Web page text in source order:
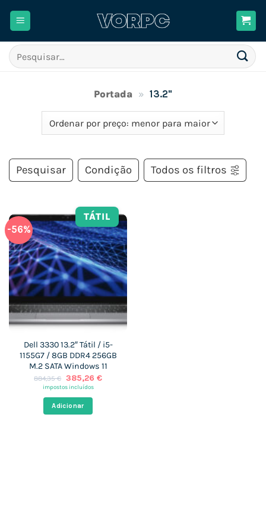
Pesquisar
por:
Portada » 13.2"
Pesquisar Condição Todos os filtros
-56%
TÁTIL
Dell 3330 13.2″ Tátil / i5-
1155G7 / 8GB DDR4 256GB
M.2 SATA Windows 11
884,35€ O
preço
era:
884,35 €.
385,26 €O
impostos incluídos
Adicionar